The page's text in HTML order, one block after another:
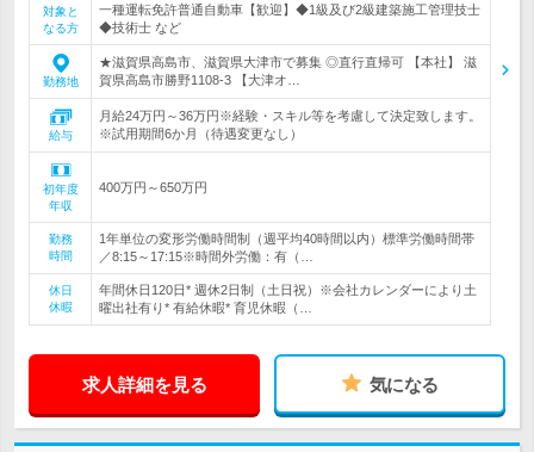
対象と
なる方
一種運転免許普通自動車【歓迎】◆1級及び2級建築施工管理技士
◆技術士 など
勤務地
★滋賀県高島市、滋賀県大津市で募集 ◎直行直帰可 【本社】 滋
賀県高島市勝野1108-3 【大津オ…
給与
月給24万円～36万円※経験・スキル等を考慮して決定致します。
※試用期間6か月（待遇変更なし）
初年度
年収
400万円～650万円
勤務
時間
1年単位の変形労働時間制（週平均40時間以内）標準労働時間帯
／8:15～17:15※時間外労働：有（…
休日
休暇
年間休日120日* 週休2日制（土日祝）※会社カレンダーにより土
曜出社有り* 有給休暇* 育児休暇（…
求人詳細を見る 気になる